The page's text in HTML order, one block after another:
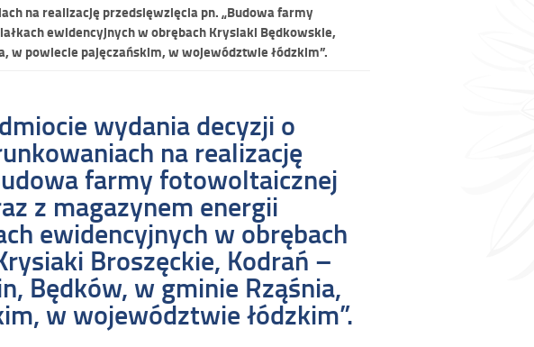
na realizację przedsięwzięcia pn. „Budowa farmy
ewidencyjnych w obrębach Krysiaki Będkowskie,
w powiecie pajęczańskim, w województwie łódzkim”.
wydania decyzji o
na realizację
farmy fotowoltaicznej
z magazynem energii
ewidencyjnych w obrębach
Broszęckie, Kodrań –
Będków, w gminie Rząśnia,
w województwie łódzkim”.